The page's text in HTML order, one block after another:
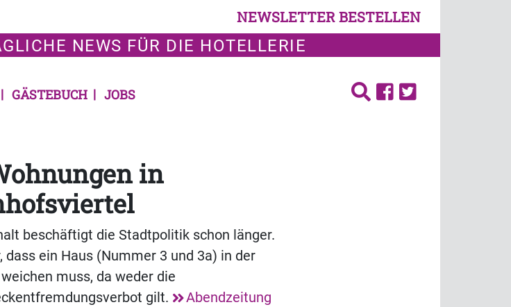
NEWSLETTER BESTELLEN
NEWS FÜR DIE HOTELLERIE
GÄSTEBUCH JOBS
in
beschäftigt die Stadtpolitik schon länger.
ein Haus (Nummer 3 und 3a) in der
muss, da weder die
gilt.
Abendzeitung